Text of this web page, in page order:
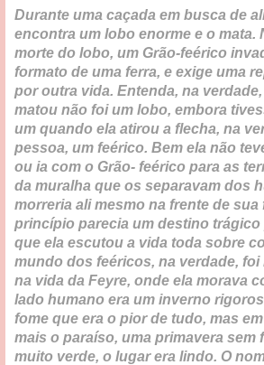
Durante uma caçada em busca de
encontra um lobo enorme e o mata.
morte do lobo, um Grão-feérico
formato de uma ferra, e exige uma
por outra vida. Entenda, na
matou não foi um lobo, embora
um quando ela atirou a flecha, na
pessoa, um feérico. Bem ela não
ou ia com o Grão- feérico para as
da muralha que os separavam dos
morreria ali mesmo na frente de sua
princípio parecia um destino
que ela escutou a vida toda sobre
mundo dos feéricos, na verdade, foi
na vida da Feyre, onde ela morava
lado humano era um inverno
fome que era o pior de tudo, mas
mais o paraíso, uma primavera sem
muito verde, o lugar era lindo. O